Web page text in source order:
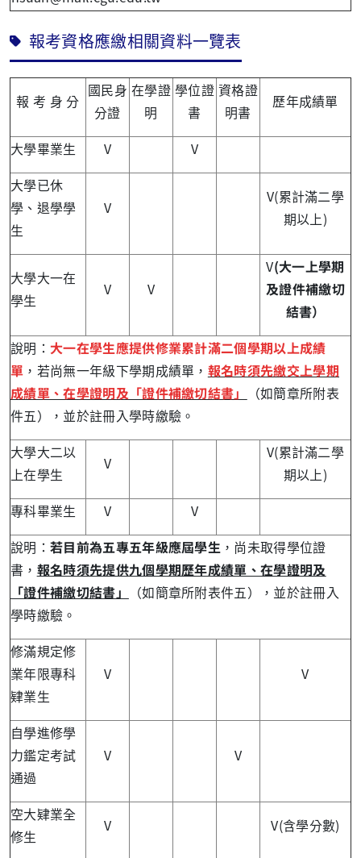
報考資格應繳相關資料一覽表
報 考 身 分
國民身
分證
在學證
明
學位證
書
資格證
明書
歷年成績單
大學畢業生 V
V
大學已休
學、退學學
生
V
V(累計滿二學
期以上)
大學大一在
學生
V V
V(大一上學期
及證件補繳切
結書）
說明： 大一在學生應提供修業累計滿二個學期以上成績
單 ，若尚無一年級下學期成績單， 報名時須先繳交上學期
成績單、在學證明及「證件補繳切結書」
（如簡章所附表
件五），並於註冊入學時繳驗。
大學大二以
上在學生
V
V(累計滿二學
期以上)
專科畢業生
V
V
說明： 若目前為五專五年級應屆學生 ，尚未取得學位證
書， 報名時須先提供九個學期歷年成績單、在學證明及
「證件補繳切結書」
（如簡章所附表件五），並於註冊入
學時繳驗。
修滿規定修
業年限專科
肄業生
V V
自學進修學
力鑑定考試
通過
V V
空大肄業全
修生
V V(含學分數)